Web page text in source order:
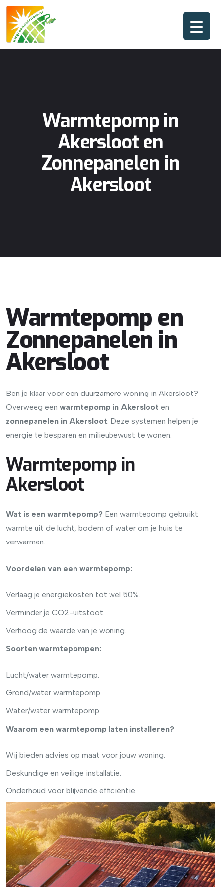
Warmtepomp in
Akersloot en
Zonnepanelen in
Akersloot
Warmtepomp en
Zonnepanelen in
Akersloot
Ben je klaar voor een duurzamere woning in Akersloot?
Overweeg een warmtepomp in Akersloot en
zonnepanelen in Akersloot. Deze systemen helpen je
energie te besparen en milieubewust te wonen.
Warmtepomp in
Akersloot
Wat is een warmtepomp? Een warmtepomp gebruikt
warmte uit de lucht, bodem of water om je huis te
verwarmen.
Voordelen van een warmtepomp:
Verlaag je energiekosten tot wel 50%.
Verminder je CO2-uitstoot.
Verhoog de waarde van je woning.
Soorten warmtepompen:
Lucht/water warmtepomp.
Grond/water warmtepomp.
Water/water warmtepomp.
Waarom een warmtepomp laten installeren?
Wij bieden advies op maat voor jouw woning.
Deskundige en veilige installatie.
Onderhoud voor blijvende efficiëntie.